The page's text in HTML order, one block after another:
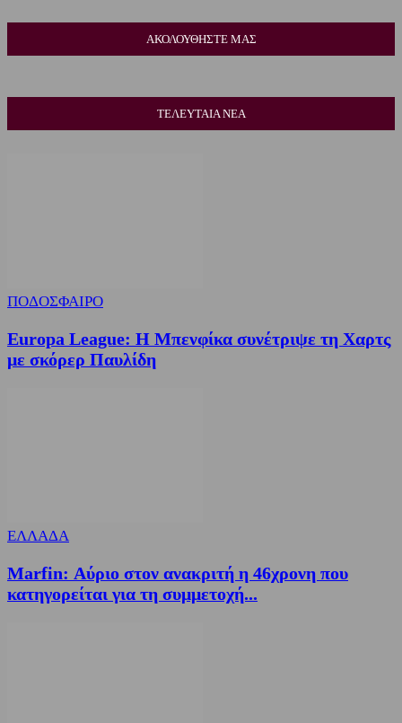
ΑΚΟΛΟΥΘΗΣΤΕ ΜΑΣ
ΤΕΛΕΥΤΑΙΑ ΝΕΑ
ΠΟΔΟΣΦΑΙΡΟ
Europa League: Η Μπενφίκα συνέτριψε τη Χαρτς
με σκόρερ Παυλίδη
ΕΛΛΑΔΑ
Marfin: Αύριο στον ανακριτή η 46χρονη που
κατηγορείται για τη συμμετοχή...